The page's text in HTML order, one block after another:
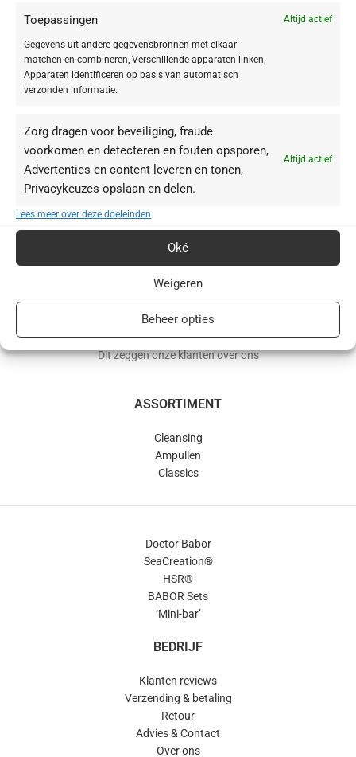
Toepassingen Altijd actief
Gegevens uit andere gegevensbronnen met elkaar
matchen en combineren, Verschillende apparaten linken,
Apparaten identificeren op basis van automatisch
verzonden informatie.
Zorg dragen voor beveiliging, fraude
voorkomen en detecteren en fouten opsporen,
Advertenties en content leveren en tonen,
Privacykeuzes opslaan en delen.
Altijd actief
Lees meer over deze doeleinden
Oké
Weigeren
Beheer opties
BABOR webshop | schoonheidsinstituut.nl
+31(0)85 016 0072
info@schoonheidsinstituut.nl
KVK: 96875941
RECENSIES
Dit zeggen onze klanten over ons
ASSORTIMENT
Cleansing
Ampullen
Classics
Doctor Babor
SeaCreation®
HSR®
BABOR Sets
‘Mini-bar’
BEDRIJF
Klanten reviews
Verzending & betaling
Retour
Advies & Contact
Over ons